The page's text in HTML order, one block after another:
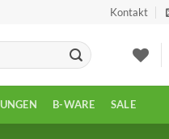
Kontakt
B-WARE SALE